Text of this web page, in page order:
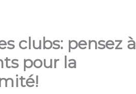
clubs: pensez à
pour la